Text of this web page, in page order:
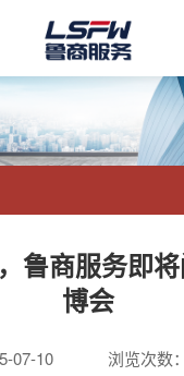
鲁商服务即
博会
07-10 浏览次数：